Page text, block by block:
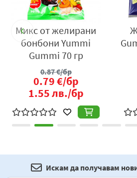
Микс от желирани
бонбони Yummi
Gummi 70 гр
0.87€/бр
0.79€/бр
1.55лв./бр
Искам да получавам